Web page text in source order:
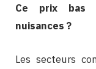
Ce prix bas
nuisances ?
Les secteurs